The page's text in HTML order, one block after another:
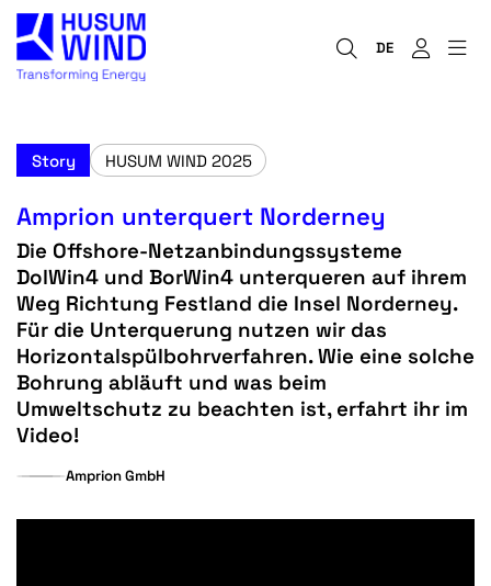
DE
Story HUSUM WIND 2025
Amprion unterquert Norderney
Die Offshore-Netzanbindungssysteme
DolWin4 und BorWin4 unterqueren auf ihrem
Weg Richtung Festland die Insel Norderney.
Für die Unterquerung nutzen wir das
Horizontalspülbohrverfahren. Wie eine solche
Bohrung abläuft und was beim
Umweltschutz zu beachten ist, erfahrt ihr im
Video!
Amprion GmbH